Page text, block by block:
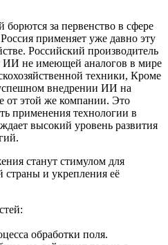
за первенство в сфере
применяет уже давно эту
Российский производитель
ИИ не имеющей аналогов в мире
техники, Кроме
внедрении ИИ на
от этой же компании. Это
применения технологии в
высокий уровень развития
станут стимулом для
страны и укрепления её
обработки поля.